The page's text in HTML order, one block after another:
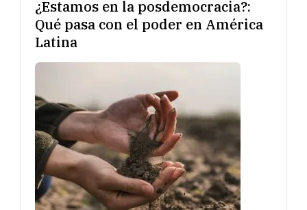
¿Estamos en la posdemocracia?:
Qué pasa con el poder en América
Latina